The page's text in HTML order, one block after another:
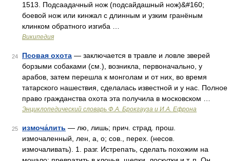
1513. Подсаадачный нож (подсайдашный нож)&#160;
боевой нож или кинжал с длинным и узким гранёным
клинком обратного изгиба …
Википедия
24 Псовая охота — заключается в травле и ловле зверей
борзыми собаками (см.), возникла, первоначально, у
арабов, затем перешла к монголам и от них, во время
татарского нашествия, сделалась известной и у нас. Полное
право гражданства охота эта получила в московском …
Энциклопедический словарь Ф.А. Брокгауза и И.А. Ефрона
25 измоча́лить — лю, лишь; прич. страд. прош.
измочаленный, лен, а, о; сов., перех. (несов.
измочаливать). 1. разг. Истрепать, сделать похожим на